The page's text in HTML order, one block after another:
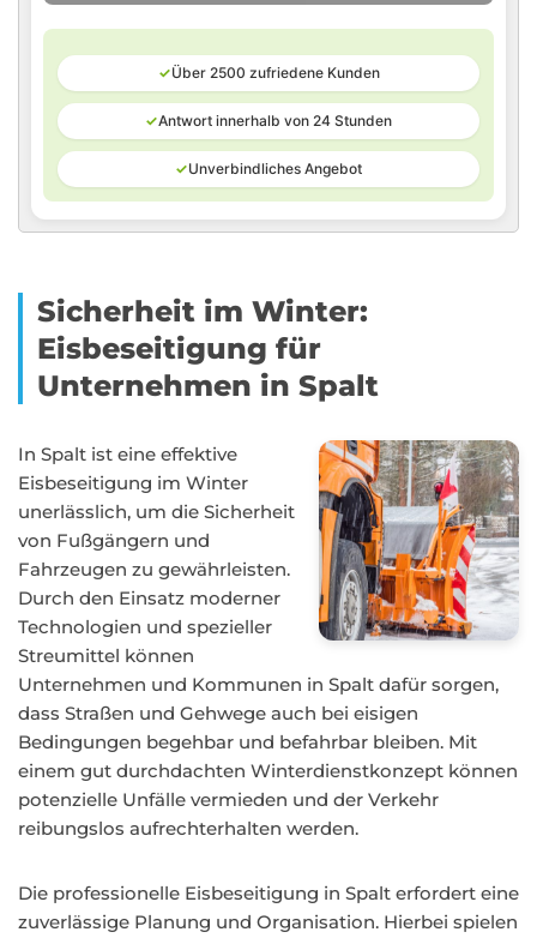
✓Über 2500 zufriedene Kunden
✓Antwort innerhalb von 24 Stunden
✓Unverbindliches Angebot
Sicherheit im Winter:
Eisbeseitigung für
Unternehmen in Spalt
In Spalt ist eine effektive
Eisbeseitigung im Winter
unerlässlich, um die Sicherheit
von Fußgängern und
Fahrzeugen zu gewährleisten.
Durch den Einsatz moderner
Technologien und spezieller
Streumittel können
Unternehmen und Kommunen in Spalt dafür sorgen,
dass Straßen und Gehwege auch bei eisigen
Bedingungen begehbar und befahrbar bleiben. Mit
einem gut durchdachten Winterdienstkonzept können
potenzielle Unfälle vermieden und der Verkehr
reibungslos aufrechterhalten werden.
Die professionelle Eisbeseitigung in Spalt erfordert eine
zuverlässige Planung und Organisation. Hierbei spielen